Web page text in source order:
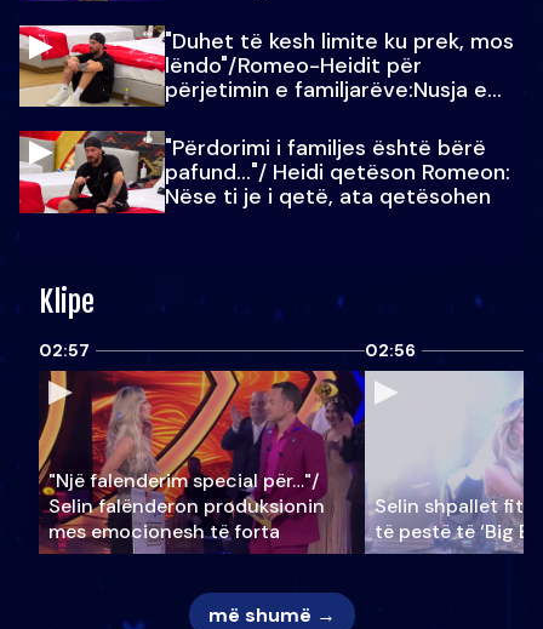
"Duhet të kesh limite ku prek, mos
lëndo"/Romeo-Heidit për
përjetimin e familjarëve:Nusja e
"Përdorimi i familjes është bërë
pafund…"/ Heidi qetëson Romeon:
Nëse ti je i qetë, ata qetësohen
Klipe
02:57
"Një falenderim special për…"/
Selin falënderon produksionin
mes emocionesh të forta
02:56
Selin shpallet
të pestë të ‘Big
më shumë →